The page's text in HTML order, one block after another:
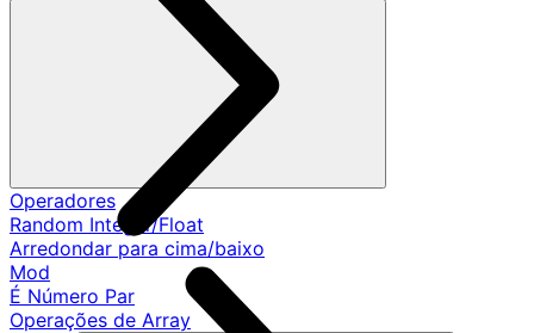
Operadores
Random Integer/Float
Arredondar para cima/baixo
Mod
É Número Par
Operações de Array